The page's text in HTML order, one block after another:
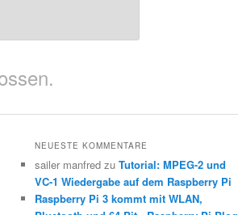
NEUESTE KOMMENTARE
sailer manfredzu Tutorial: MPEG-2 und
VC-1 Wiedergabe auf dem Raspberry Pi
Raspberry Pi 3 kommt mit WLAN,